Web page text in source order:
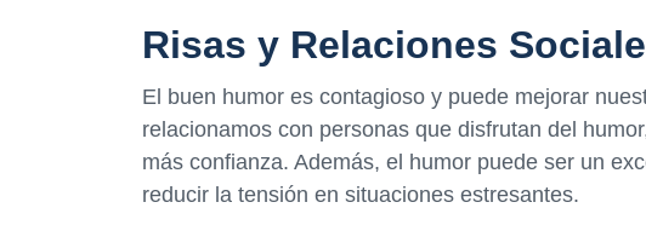
Risas y Relaciones
El buen humor es contagioso y puede mejorar
relacionamos con personas que disfrutan del
más confianza. Además, el humor puede ser un
reducir la tensión en situaciones estresantes.